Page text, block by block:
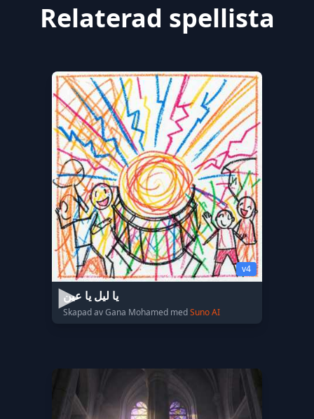
Relaterad spellista
v4
يا ليل يا عين
Skapad av Gana Mohamed medSuno AI